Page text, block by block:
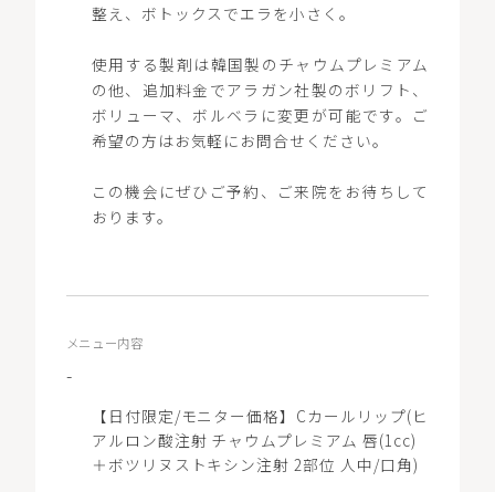
整え、ボトックスでエラを小さく。
使用する製剤は韓国製のチャウムプレミアム
の他、追加料金でアラガン社製のボリフト、
ボリューマ、ボルベラに変更が可能です。ご
希望の方はお気軽にお問合せください。
この機会にぜひご予約、ご来院をお待ちして
おります。
メニュー内容
-
【日付限定/モニター価格】Cカールリップ(ヒ
アルロン酸注射 チャウムプレミアム 唇(1cc)
＋ボツリヌストキシン注射 2部位 人中/口角)